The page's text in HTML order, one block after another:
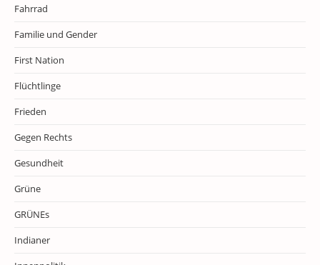
Fahrrad
Familie und Gender
First Nation
Flüchtlinge
Frieden
Gegen Rechts
Gesundheit
Grüne
GRÜNEs
Indianer